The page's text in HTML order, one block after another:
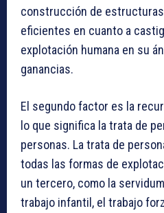
construcción de
eficientes en cuanto a
explotación humana en su
ganancias.
El segundo factor es la
lo que significa la trata de
personas. La trata de
todas las formas de
un tercero, como la
trabajo infantil, el trabajo